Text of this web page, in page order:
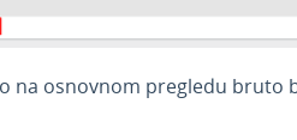
na osnovnom pregledu bruto